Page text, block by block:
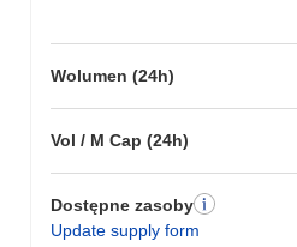
Wolumen (24h)
Vol / M Cap (24h)
Dostępne zasoby
Update supply form